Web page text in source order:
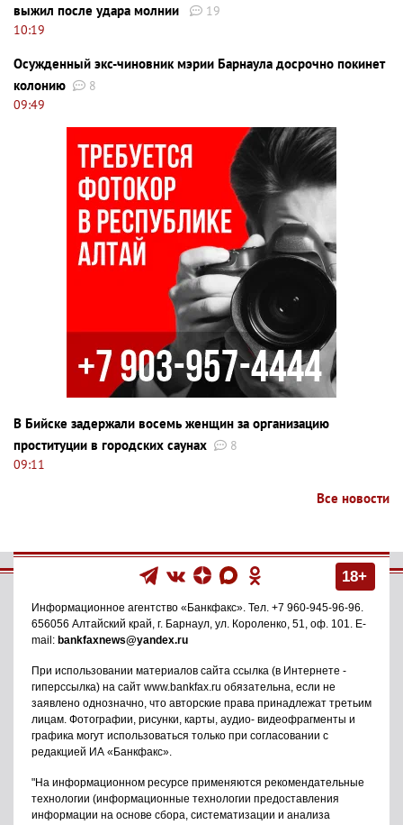
выжил после удара молнии
19
10:19
Осужденный экс-чиновник мэрии Барнаула досрочно покинет
колонию
8
09:49
В Бийске задержали восемь женщин за организацию
проституции в городских саунах
8
09:11
Все новости
18+
Информационное агентство «Банкфакс» . Тел. +7 960-945-96-96
656056 Алтайский край, г. Барнаул ул. Короленко, 51, оф. 101
. E-
mail: bankfaxnews@yandex.ru
При использовании материалов сайта ссылка (в Интернете -
гиперссылка) на сайт www.bankfax.ru обязательна, если не
заявлено однозначно, что авторские права принадлежат третьим
лицам. Фотографии, рисунки, карты, аудио- видеофрагменты и
графика могут использоваться только при согласовании с
редакцией ИА «Банкфакс».
"На информационном ресурсе применяются рекомендательные
технологии (информационные технологии предоставления
информации на основе сбора, систематизации и анализа